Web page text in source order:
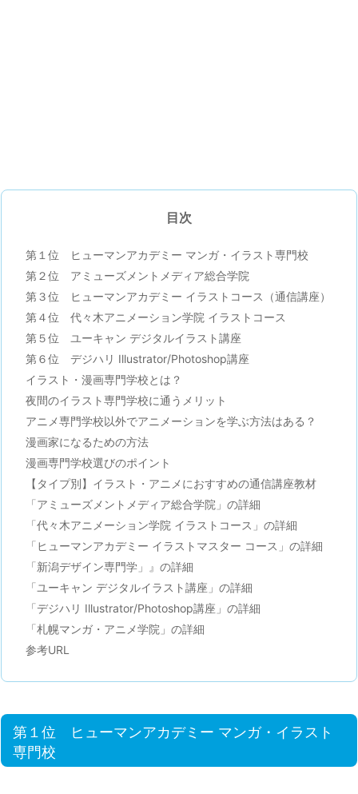
目次
第１位 ヒューマンアカデミー マンガ・イラスト専門校
第２位 アミューズメントメディア総合学院
第３位 ヒューマンアカデミー イラストコース（通信講座）
第４位 代々木アニメーション学院 イラストコース
第５位 ユーキャン デジタルイラスト講座
第６位 デジハリ Illustrator/Photoshop講座
イラスト・漫画専門学校とは？
夜間のイラスト専門学校に通うメリット
アニメ専門学校以外でアニメーションを学ぶ方法はある？
漫画家になるための方法
漫画専門学校選びのポイント
【タイプ別】イラスト・アニメにおすすめの通信講座教材
「アミューズメントメディア総合学院」の詳細
「代々木アニメーション学院 イラストコース」の詳細
「ヒューマンアカデミー イラストマスター コース」の詳細
「新潟デザイン専門学」』の詳細
「ユーキャン デジタルイラスト講座」の詳細
「デジハリ Illustrator/Photoshop講座」の詳細
「札幌マンガ・アニメ学院」の詳細
参考URL
第１位 ヒューマンアカデミー マンガ・イラスト
専門校